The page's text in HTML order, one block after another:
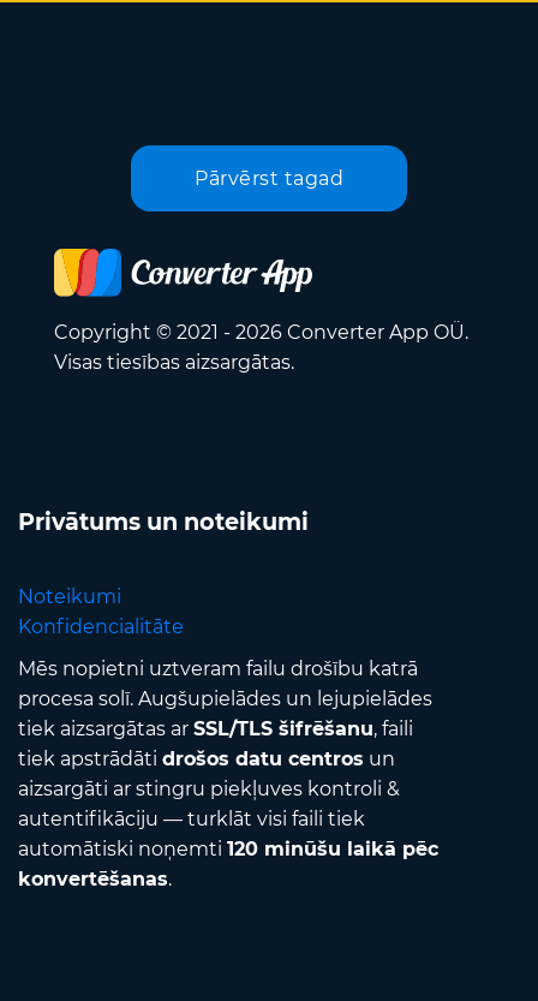
Pārvērst tagad
Copyright © 2021 - 2026 Converter App OÜ.
Visas tiesības aizsargātas.
Privātums un noteikumi
Noteikumi
Konfidencialitāte
Mēs nopietni uztveram failu drošību katrā
procesa solī. Augšupielādes un lejupielādes
tiek aizsargātas ar SSL/TLS šifrēšanu, faili
tiek apstrādāti drošos datu centros un
aizsargāti ar stingru piekļuves kontroli &
autentifikāciju — turklāt visi faili tiek
automātiski noņemti 120 minūšu laikā pēc
konvertēšanas.